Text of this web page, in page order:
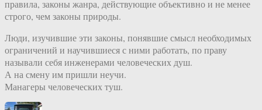
правила, законы жанра, действующие объективно и не менее
строго, чем законы природы.
Люди, изучившие эти законы, понявшие смысл необходимых
ограничений и научившиеся с ними работать, по праву
называли себя инженерами человеческих душ.
А на смену им пришли неучи.
Манагеры человеческих туш.